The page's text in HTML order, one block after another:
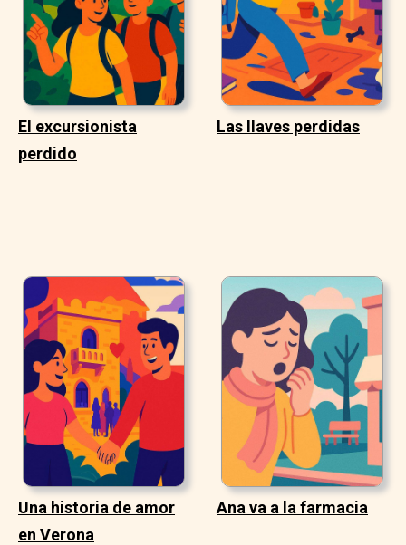
El excursionista
perdido
Las llaves perdidas
Una historia de amor
en Verona
Ana va a la farmacia